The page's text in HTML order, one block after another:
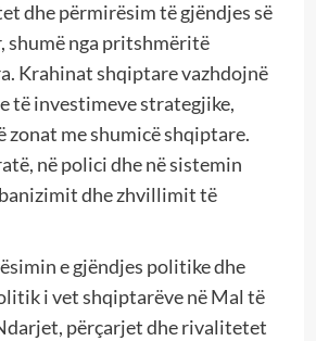
dhe përmirësim të gjëndjes së
shumë nga pritshmëritë
Krahinat shqiptare vazhdojnë
të investimeve strategjike,
zonat me shumicë shqiptare.
në polici dhe në sistemin
dhe zhvillimit të
e gjëndjes politike dhe
i vet shqiptarëve në Mal të
përçarjet dhe rivalitetet